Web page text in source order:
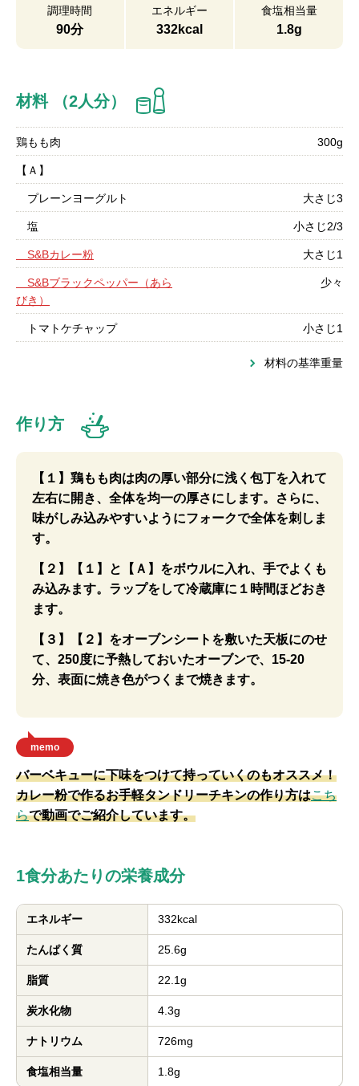
調理時間
90分
エネルギー
332kcal
食塩相当量
1.8g
材料 （2人分）
鶏もも肉 300g
【Ａ】
プレーンヨーグルト 大さじ3
塩 小さじ2/3
S&Bカレー粉 大さじ1
S&Bブラックペッパー（あら
びき）
少々
トマトケチャップ 小さじ1
材料の基準重量
作り方
【１】鶏もも肉は肉の厚い部分に浅く包丁を入れて
左右に開き、全体を均一の厚さにします。さらに、
味がしみ込みやすいようにフォークで全体を刺しま
す。
【２】【１】と【Ａ】をボウルに入れ、手でよくも
み込みます。ラップをして冷蔵庫に１時間ほどおき
ます。
【３】【２】をオーブンシートを敷いた天板にのせ
て、250度に予熱しておいたオーブンで、15-20
分、表面に焼き色がつくまで焼きます。
memo
バーベキューに下味をつけて持っていくのもオススメ！
カレー粉で作るお手軽タンドリーチキンの作り方はこち
らで動画でご紹介しています。
1食分あたりの栄養成分
エネルギー 332kcal
たんぱく質 25.6g
脂質 22.1g
炭水化物 4.3g
ナトリウム 726mg
食塩相当量 1.8g